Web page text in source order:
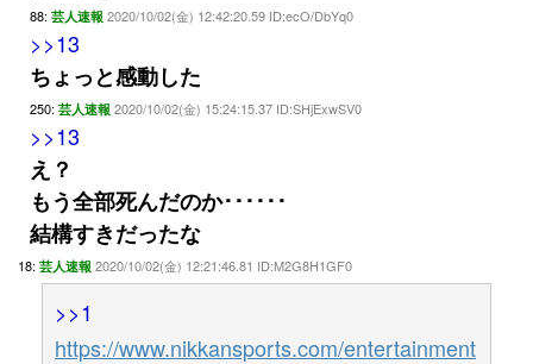
88: 芸人速報 2020/10/02(金) 12:42:20.59 ID:ecO/DbYq0
>>13
ちょっと感動した
250: 芸人速報 2020/10/02(金) 15:24:15.37 ID:SHjExwSV0
>>13
え？
もう全部死んだのか･･････
結構すきだったな
18: 芸人速報 2020/10/02(金) 12:21:46.81 ID:M2G8H1GF0
>>1
https://www.nikkansports.com/entertainment